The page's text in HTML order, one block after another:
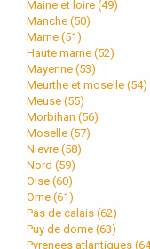
Maine et loire (49)
Manche (50)
Marne (51)
Haute marne (52)
Mayenne (53)
Meurthe et moselle (54)
Meuse (55)
Morbihan (56)
Moselle (57)
Nievre (58)
Nord (59)
Oise (60)
Orne (61)
Pas de calais (62)
Puy de dome (63)
Pyrenees atlantiques (64